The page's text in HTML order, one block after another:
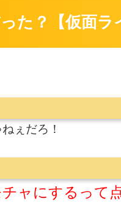
た？【仮面ラ
ぇだろ！
ャにするって